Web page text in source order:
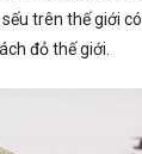
trên thế giới
đỏ thế giới.